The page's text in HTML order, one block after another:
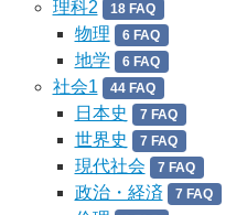
理科2 18 FAQ
物理 6 FAQ
地学 6 FAQ
社会1 44 FAQ
日本史 7 FAQ
世界史 7 FAQ
現代社会 7 FAQ
政治・経済 7 FAQ